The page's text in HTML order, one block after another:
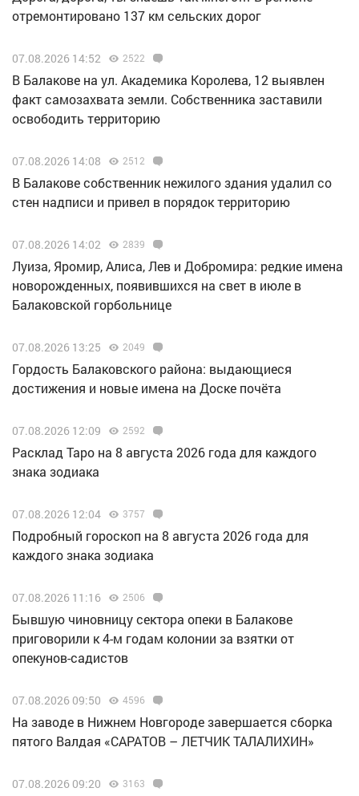
отремонтировано 137 км сельских дорог
07.08.2026 14:52 2522
В Балакове на ул. Академика Королева, 12 выявлен
факт самозахвата земли. Собственника заставили
освободить территорию
07.08.2026 14:08 2512
В Балакове собственник нежилого здания удалил со
стен надписи и привел в порядок территорию
07.08.2026 14:02 2839
Луиза, Яромир, Алиса, Лев и Добромира: редкие имена
новорожденных, появившихся на свет в июле в
Балаковской горбольнице
07.08.2026 13:25 2049
Гордость Балаковского района: выдающиеся
достижения и новые имена на Доске почёта
07.08.2026 12:09 2592
Расклад Таро на 8 августа 2026 года для каждого
знака зодиака
07.08.2026 12:04 3757
Подробный гороскоп на 8 августа 2026 года для
каждого знака зодиака
07.08.2026 11:16 2506
Бывшую чиновницу сектора опеки в Балакове
приговорили к 4-м годам колонии за взятки от
опекунов-садистов
07.08.2026 09:50 4596
Н️а заводе в Нижнем Новгороде завершается сборка
пятого Валдая «САРАТОВ – ЛЕТЧИК ТАЛАЛИХИН»
07.08.2026 09:20 3163